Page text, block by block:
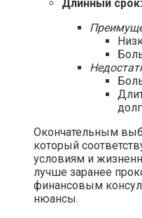
Длинный срок:
Окончательным
который
условиям и
лучше заранее
финансовым
нюансы.